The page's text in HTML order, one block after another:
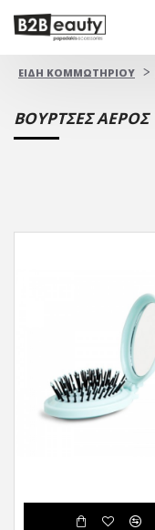
ΕΙΔΗ ΚΟΜΜΩΤΗΡΙΟΥ
ΒΟΥΡΤΣΕΣ ΑΕΡΟΣ